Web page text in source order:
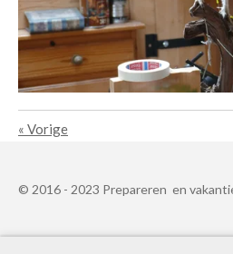
« Vorige
© 2016 - 2023 Prepareren en